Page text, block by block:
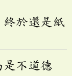
終於還是紙
是不道德